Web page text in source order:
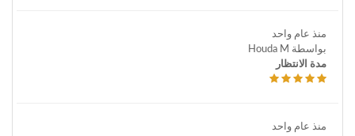
منذ عام واحد
بواسطة Houda M
مدة الانتظار
منذ عام واحد